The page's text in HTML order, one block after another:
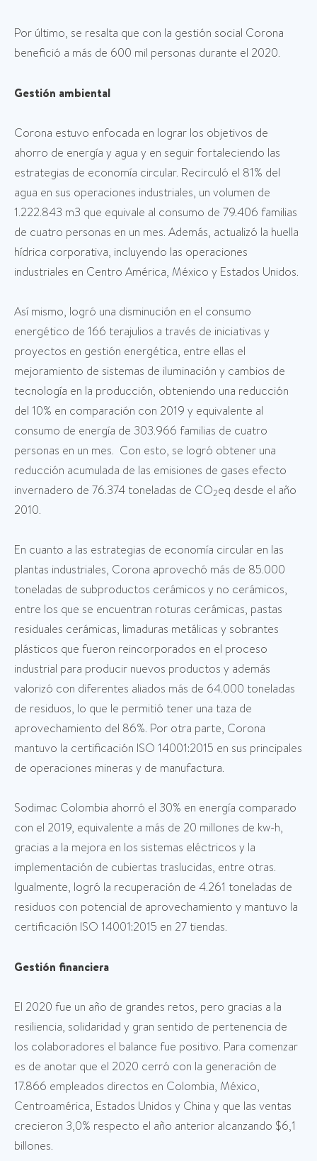
Por último, se resalta que con la gestión social Corona
benefició a más de 600 mil personas durante el 2020.
Gestión ambiental
Corona estuvo enfocada en lograr los objetivos de
ahorro de energía y agua y en seguir fortaleciendo las
estrategias de economía circular. Recirculó el 81% del
agua en sus operaciones industriales, un volumen de
1.222.843 m3 que equivale al consumo de 79.406 familias
de cuatro personas en un mes. Además, actualizó la huella
hídrica corporativa, incluyendo las operaciones
industriales en Centro América, México y Estados Unidos.
Así mismo, logró una disminución en el consumo
energético de 166 terajulios a través de iniciativas y
proyectos en gestión energética, entre ellas el
mejoramiento de sistemas de iluminación y cambios de
tecnología en la producción, obteniendo una reducción
del 10% en comparación con 2019 y equivalente al
consumo de energía de 303.966 familias de cuatro
personas en un mes. Con esto, se logró obtener una
reducción acumulada de las emisiones de gases efecto
invernadero de 76.374 toneladas de CO2eq desde el año
2010.
En cuanto a las estrategias de economía circular en las
plantas industriales, Corona aprovechó más de 85.000
toneladas de subproductos cerámicos y no cerámicos,
entre los que se encuentran roturas cerámicas, pastas
residuales cerámicas, limaduras metálicas y sobrantes
plásticos que fueron reincorporados en el proceso
industrial para producir nuevos productos y además
valorizó con diferentes aliados más de 64.000 toneladas
de residuos, lo que le permitió tener una taza de
aprovechamiento del 86%. Por otra parte, Corona
mantuvo la certificación ISO 14001:2015 en sus principales
de operaciones mineras y de manufactura.
Sodimac Colombia ahorró el 30% en energía comparado
con el 2019, equivalente a más de 20 millones de kw-h,
gracias a la mejora en los sistemas eléctricos y la
implementación de cubiertas traslucidas, entre otras.
Igualmente, logró la recuperación de 4.261 toneladas de
residuos con potencial de aprovechamiento y mantuvo la
certificación ISO 14001:2015 en 27 tiendas.
Gestión financiera
El 2020 fue un año de grandes retos, pero gracias a la
resiliencia, solidaridad y gran sentido de pertenencia de
los colaboradores el balance fue positivo. Para comenzar
es de anotar que el 2020 cerró con la generación de
17.866 empleados directos en Colombia, México,
Centroamérica, Estados Unidos y China y que las ventas
crecieron 3,0% respecto el año anterior alcanzando $6,1
billones.